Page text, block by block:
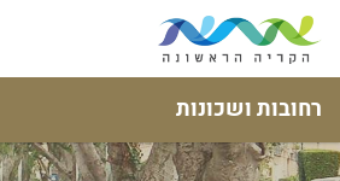
רחובות ושכונות